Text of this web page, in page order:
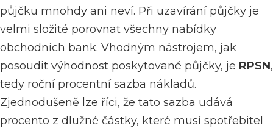
půjčku mnohdy ani neví. Při uzavírání půjčky je
velmi složité porovnat všechny nabídky
obchodních bank. Vhodným nástrojem, jak
posoudit výhodnost poskytované půjčky, je RPSN,
tedy roční procentní sazba nákladů.
Zjednodušeně lze říci, že tato sazba udává
procento z dlužné částky, které musí spotřebitel